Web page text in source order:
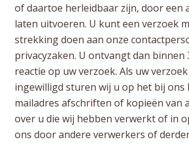
of daartoe herleidbaar zijn, door een
laten uitvoeren. U kunt een verzoek
strekking doen aan onze
privacyzaken. U ontvangt dan binnen
reactie op uw verzoek. Als uw
ingewilligd sturen wij u op het bij ons
mailadres afschriften of kopieën van
over u die wij hebben verwerkt of in
ons door andere verwerkers of